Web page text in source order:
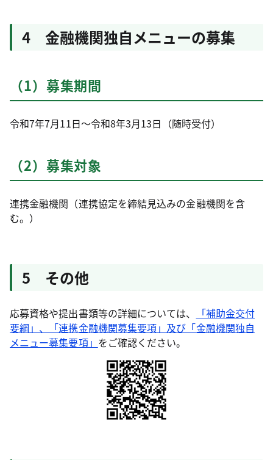
4 金融機関独自メニューの募集
（1）募集期間
令和7年7月11日～令和8年3月13日（随時受付）
（2）募集対象
連携金融機関（連携協定を締結見込みの金融機関を含
む。）
5 その他
応募資格や提出書類等の詳細については、
「補助金交付
要綱」、「連携金融機関募集要項」及び「金融機関独自
メニュー募集要項」 をご確認ください。